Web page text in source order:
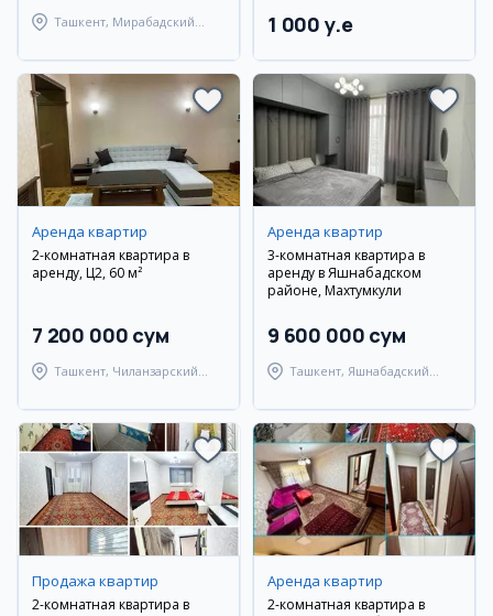
Ташкент, Мирабадский
1 000 y.e
Аренда квартир
2-комнатная квартира в
аренду, Ц2, 60 м²
7 200 000 сум
Ташкент, Чиланзарский
Аренда квартир
3-комнатная квартира в
аренду в Яшнабадском
районе, Махтумкули
9 600 000 сум
Ташкент, Яшнабадский
Продажа квартир
2-комнатная квартира в
Аренда квартир
2-комнатная квартира в